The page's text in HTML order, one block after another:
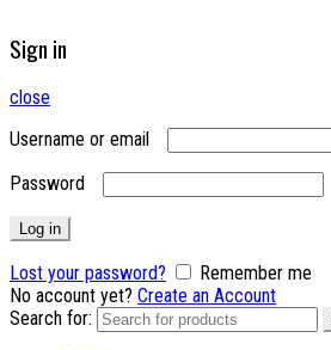
Sign in
close
Username or email
Password
Log in
Lost your password?
Remember me
No account yet? Create an Account
Search for: